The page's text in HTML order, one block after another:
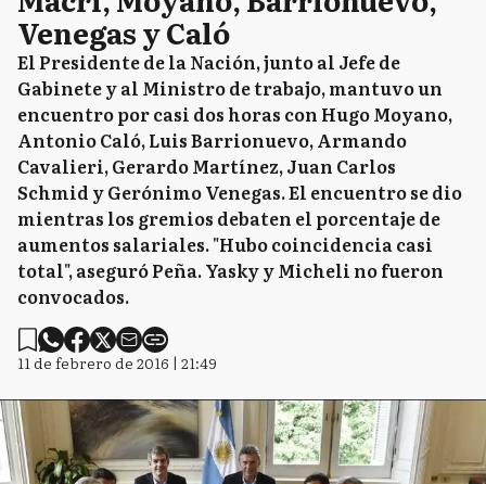
Venegas y Caló
El Presidente de la Nación, junto al Jefe de
Gabinete y al Ministro de trabajo, mantuvo un
encuentro por casi dos horas con Hugo Moyano,
Antonio Caló, Luis Barrionuevo, Armando
Cavalieri, Gerardo Martínez, Juan Carlos
Schmid y Gerónimo Venegas. El encuentro se dio
mientras los gremios debaten el porcentaje de
aumentos salariales. "Hubo coincidencia casi
total", aseguró Peña. Yasky y Micheli no fueron
convocados.
11 de febrero de 2016 | 21:49